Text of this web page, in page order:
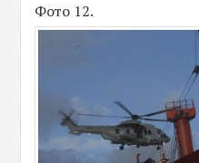
Фото 12.